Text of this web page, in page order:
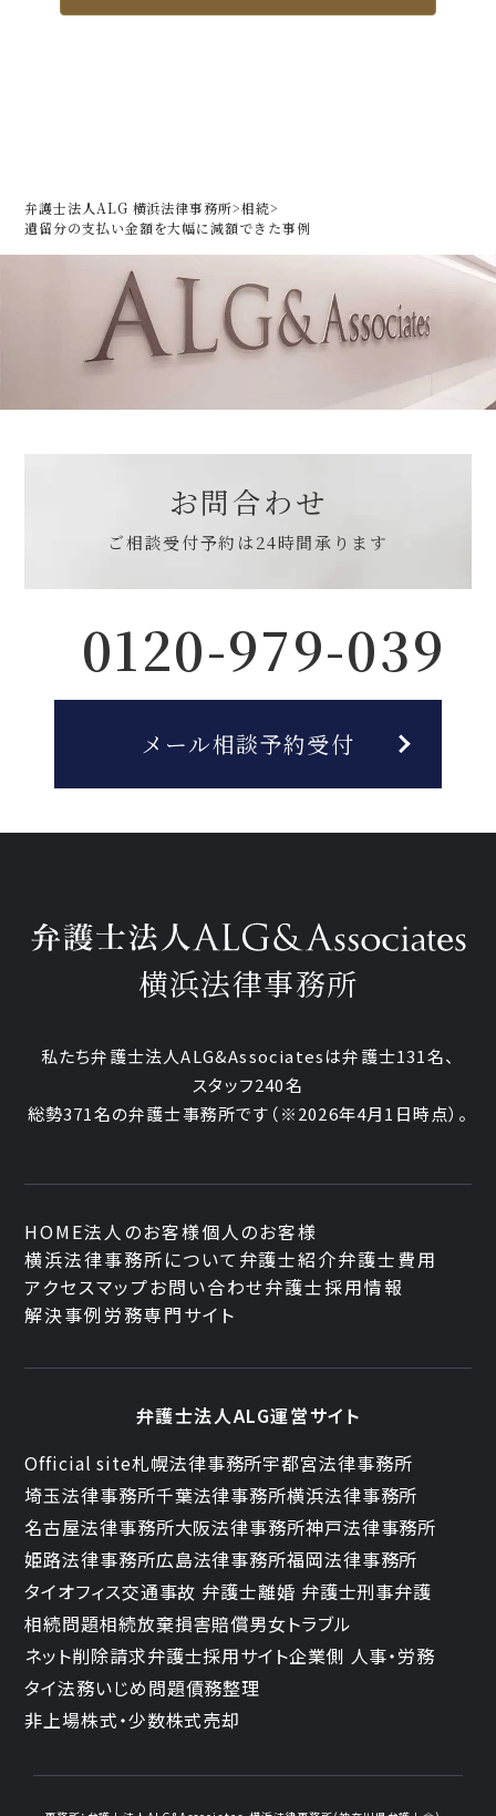
弁護士法人ALG 横浜法律事務所>相続>
遺留分の支払い金額を大幅に減額できた事例
お問合わせ
ご相談受付予約は24時間承ります
0120-979-039
メール相談予約受付
横浜法律事務所
私たち弁護士法人ALG&Associatesは弁護士131名、
スタッフ240名
総勢371名の弁護士事務所です （※2026年4月1日時点）。
HOME法人のお客様個人のお客様
横浜法律事務所について 弁護士紹介弁護士費用
アクセスマップお問い合わせ弁護士採用情報
解決事例労務専門サイト
弁護士法人ALG運営サイト
Official site札幌法律事務所宇都宮法律事務所
埼玉法律事務所千葉法律事務所横浜法律事務所
名古屋法律事務所大阪法律事務所神戸法律事務所
姫路法律事務所広島法律事務所福岡法律事務所
タイオフィス交通事故 弁護士離婚 弁護士刑事弁護
相続問題相続放棄損害賠償男女トラブル
ネット削除請求弁護士採用サイト企業側 人事・労務
タイ法務いじめ問題債務整理
非上場株式・少数株式売却